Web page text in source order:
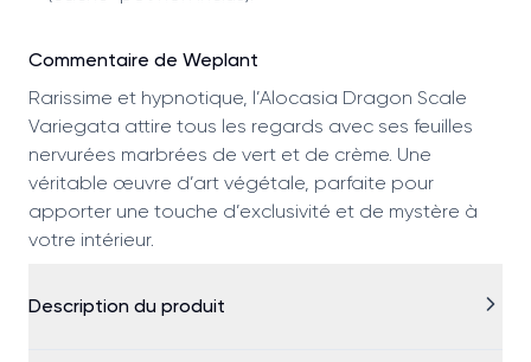
Commentaire de Weplant
Rarissime et hypnotique, l’Alocasia Dragon Scale
Variegata attire tous les regards avec ses feuilles
nervurées marbrées de vert et de crème. Une
véritable œuvre d’art végétale, parfaite pour
apporter une touche d’exclusivité et de mystère à
votre intérieur.
Description du produit